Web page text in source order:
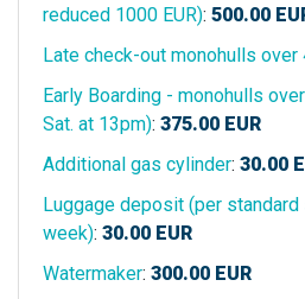
reduced 1000 EUR): 500.00
Late check-out monohulls over
Early Boarding - monohulls
Sat. at 13pm): 375.00 EUR
Additional gas cylinder: 30.00
Luggage deposit (per
week): 30.00 EUR
Watermaker: 300.00 EUR